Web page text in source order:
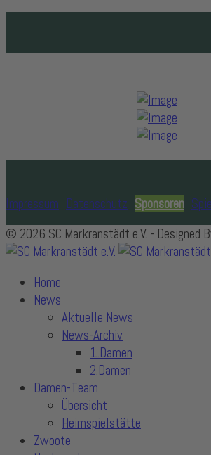
Impressum Datenschutz Sponsoren
© 2026 SC Markranstädt e.V. - Designed
Home
News
Aktuelle News
News-Archiv
1.Damen
2.Damen
Damen-Team
Übersicht
Heimspielstätte
Zwoote